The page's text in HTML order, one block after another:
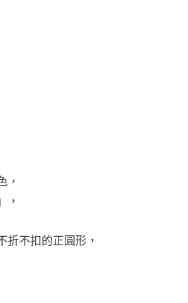
，
，
折不扣的正圓形，